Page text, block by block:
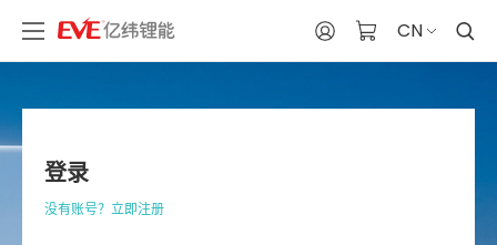
CN
登录
没有账号？立即注册